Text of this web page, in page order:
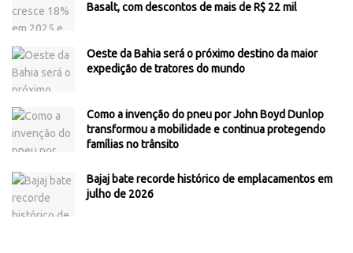
Basalt, com descontos de mais de R$ 22 mil
Oeste da Bahia será o próximo destino da maior
expedição de tratores do mundo
Como a invenção do pneu por John Boyd Dunlop
transformou a mobilidade e continua protegendo
famílias no trânsito
Bajaj bate recorde histórico de emplacamentos em
julho de 2026